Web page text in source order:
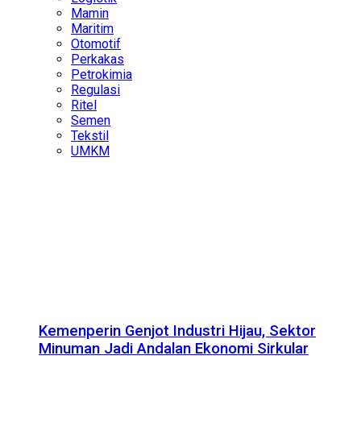
Mamin
Maritim
Otomotif
Perkakas
Petrokimia
Regulasi
Ritel
Semen
Tekstil
UMKM
Kemenperin Genjot Industri Hijau, Sektor
Minuman Jadi Andalan Ekonomi Sirkular